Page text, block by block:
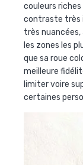
couleurs
contraste très
très
les zones les
que sa roue
meilleure
limiter voire
certaines